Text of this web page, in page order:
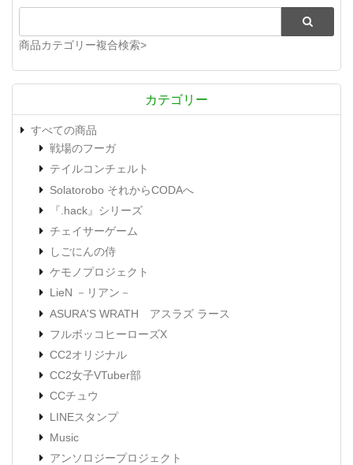
商品カテゴリー複合検索>
カテゴリー
すべての商品
戦場のフーガ
テイルコンチェルト
Solatorobo それからCODAへ
『.hack』シリーズ
チェイサーゲーム
しごにんの侍
ケモノプロジェクト
LieN －リアン－
ASURA'S WRATH アスラズ ラース
フルボッコヒーローズX
CC2オリジナル
CC2女子VTuber部
CCチュウ
LINEスタンプ
Music
アンソロジープロジェクト